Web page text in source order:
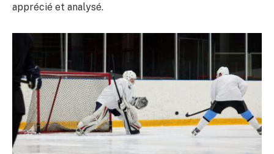
apprécié et analysé.